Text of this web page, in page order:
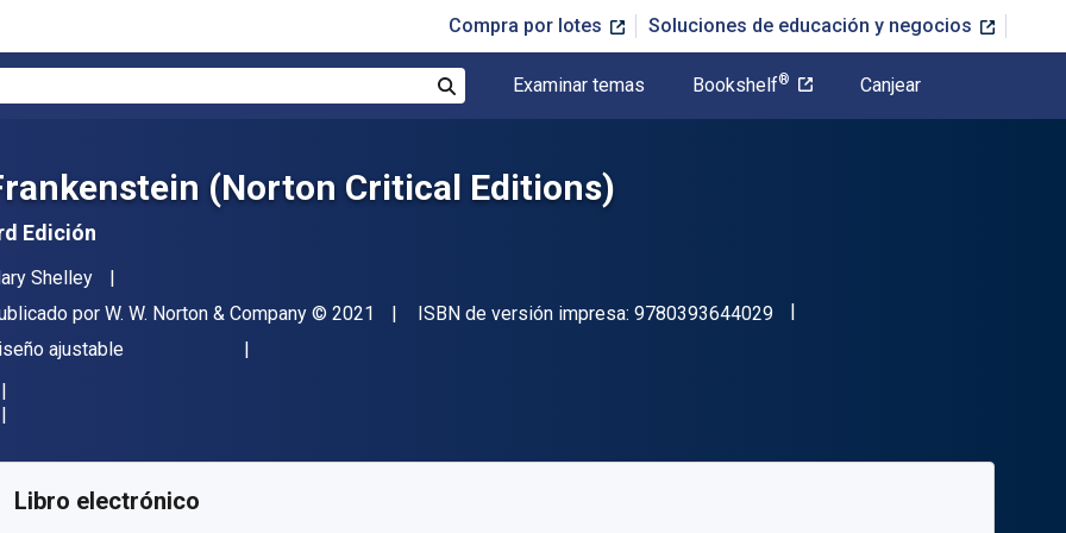
Compra por lotes Soluciones de educación y negocios
Examinar temas Bookshelf® Canjear
(Norton Critical Editions)
Edición
Shelley
por W. W. Norton & Company Copyright
© 2021 ISBN de versión impresa: 9780393644029"ISBN-13 9780393644029"
ajustable
Libro electrónico